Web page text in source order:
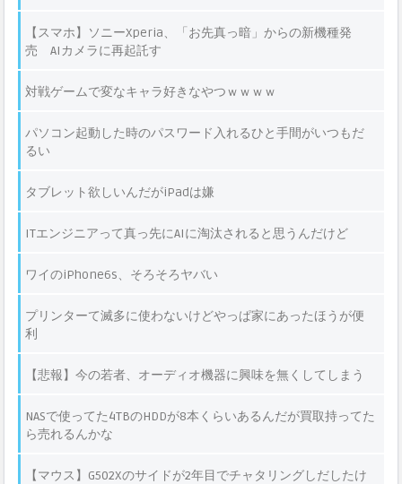
【スマホ】ソニーXperia、「お先真っ暗」からの新機種発
売 AIカメラに再起託す
対戦ゲームで変なキャラ好きなやつｗｗｗｗ
パソコン起動した時のパスワード入れるひと手間がいつもだ
るい
タブレット欲しいんだがiPadは嫌
ITエンジニアって真っ先にAIに淘汰されると思うんだけど
ワイのiPhone6s、そろそろヤバい
プリンターて滅多に使わないけどやっぱ家にあったほうが便
利
【悲報】今の若者、オーディオ機器に興味を無くしてしまう
NASで使ってた4TBのHDDが8本くらいあるんだが買取持ってた
ら売れるんかな
【マウス】G502Xのサイドが2年目でチャタリングしだしたけ